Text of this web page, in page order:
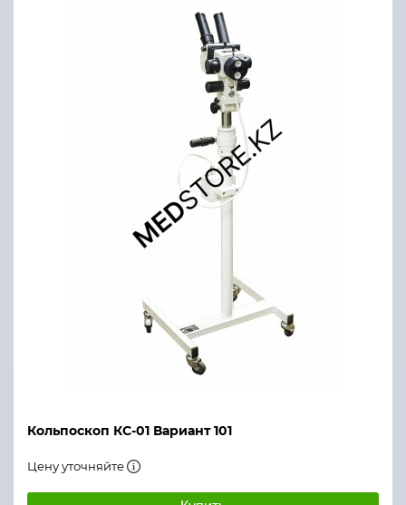
Кольпоскоп КС-01 Вариант 101
Цену уточняйте